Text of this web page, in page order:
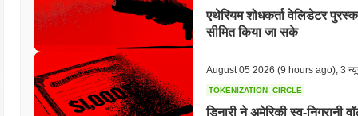
BNEIRO टोकन बेस्ड नीरो पारिस्थितिकी तंत्र के भीतर कई व्यावहारिक
कर सकते हैं, जिससे वे मूल्य भेजने और प्लेटफॉर्म पर निर्मित विकेंद्रीकृत अनुप्रयोगों
का विकल्प होता है, जो नेटवर्क सुरक्षा में योगदान करते हुए संभावित रूप से पुरस्कार
किया जा सकता है, जिससे धारक प्रस्तावों और मतदान प्रक्रियाओं में भाग ले सकते हैं
बनाने और मौजूदा सिस्टम के साथ एकीकृत करने के लिए उपकरण और संसाधन प्रदान
विभिन्न वॉलेट और मार्केटप्लेस का समर्थन करता है जो लेनदेन, स्टेकिंग और शासन
BNEIRO उपयोगकर्ता सहभागिता और डेवलपर इंटरएक्शन को बढ़ाता है, प्रोजेक्ट के
एथेरियम शोधकर्ता वेलिडेटर
सीमित किया जा सके
August 05 2026 (9 hours ago) 3
TOKENIZATION CIRCLE
डिनारी ने अमेरिकी स्व-